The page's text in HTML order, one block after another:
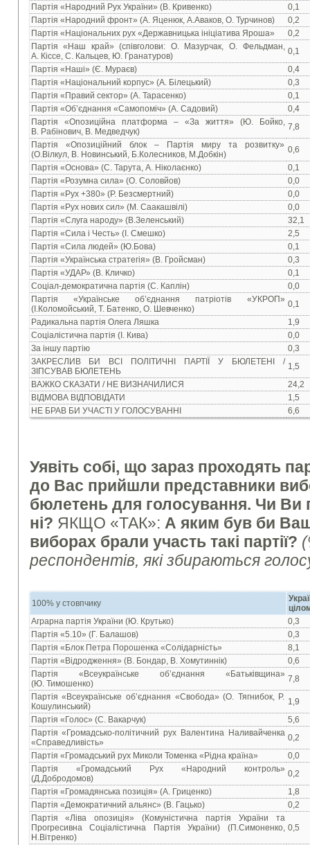
Партія «Народний Рух України» (В. Кривенко)
0,1
Партія «Народний фронт» (А. Яценюк, А.Аваков, О. Турчинов)
0,2
Партія «Національних рух «Державницька ініціатива Яроша»
0,2
Партія «Наш край» (співголови: О. Мазурчак, О. Фельдман,
А. Кіссе, С. Кальцев, Ю. Гранатуров)
0,1
Партія «Наші» (Є. Мураєв)
0,4
Партія «Національний корпус» (А. Білецький)
0,3
Партія «Правий сектор» (А. Тарасенко)
0,1
Партія «Об’єднання «Самопоміч» (А. Садовий)
0,4
Партія «Опозиційна платформа – «За життя» (Ю. Бойко,
В. Рабінович, В. Медведчук)
7,8
Партія «Опозиційний блок – Партія миру та розвитку»
(О.Вілкул, В. Новинський, Б.Колесников, М.Добкін)
0,6
Партія «Основа» (С. Тарута, А. Ніколаєнко)
0,1
Партія «Розумна сила» (О. Соловйов)
0,0
Партія «Рух +380» (Р. Безсмертний)
0,0
Партія «Рух нових сил» (М. Саакашвілі)
0,0
Партія «Слуга народу» (В.Зеленський)
32,1
Партія «Сила і Честь» (І. Смешко)
2,5
Партія «Сила людей» (Ю.Бова)
0,1
Партія «Українська стратегія» (В. Гройсман)
0,3
Партія «УДАР» (В. Кличко)
0,1
Соціал-демократична партія (С. Каплін)
0,0
Партія «Українське об’єднання патріотів «УКРОП»
(І.Коломойський, Т. Батенко, О. Шевченко)
0,1
Радикальна партія Олега Ляшка
1,9
Соціалістична партія (І. Кива)
0,0
За іншу партію
0,3
ЗАКРЕСЛИВ БИ ВСІ ПОЛІТИЧНІ ПАРТІЇ У БЮЛЕТЕНІ /
ЗІПСУВАВ БЮЛЕТЕНЬ
1,5
ВАЖКО СКАЗАТИ / НЕ ВИЗНАЧИЛИСЯ
24,2
ВІДМОВА ВІДПОВІДАТИ
1,5
НЕ БРАВ БИ УЧАСТІ У ГОЛОСУВАННІ
6,6
Уявіть собі, що зараз проходять
до Вас прийшли представники
бюлетень для голосування. Чи Ви
ні? ЯКЩО «ТАК»: А яким був би
виборах брали участь такі партії?
респондентів, які збираються
100% у стовпчику
Аграрна партія України (Ю. Крутько)
0,3
Партія «5.10» (Г. Балашов)
0,3
Партія «Блок Петра Порошенка «Солідарність»
8,1
Партія «Відродження» (В. Бондар, В. Хомутиннік)
0,6
Партія «Всеукраїнське об’єднання «Батьківщина»
(Ю. Тимошенко)
7,8
Партія «Всеукраїнське об’єднання «Свобода» (О. Тягнибок, Р.
Кошулинський)
1,9
Партія «Голос» (С. Вакарчук)
5,6
Партія «Громадсько-політичний рух Валентина Наливайченка
«Справедливість»
0,2
Партія «Громадський рух Миколи Томенка «Рідна країна»
0,0
Партія «Громадський Рух «Народний контроль»
(Д.Добродомов)
0,2
Партія «Громадянська позиція» (А. Гриценко)
1,8
Партія «Демократичний альянс» (В. Гацько)
0,2
Партія «Ліва опозиція» (Комуністична партія України та
Прогресивна Соціалістична Партія України) (П.Симоненко,
Н.Вітренко)
0,5